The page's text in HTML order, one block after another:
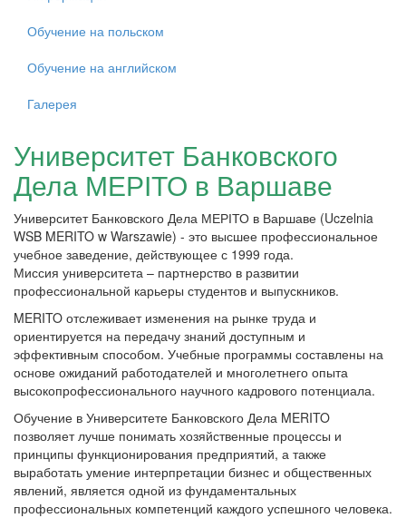
Обучение на польском
Обучение на английском
Галерея
Университет Банковского
Дела МЕРІТО в Варшаве
Университет Банковского Дела МЕРІТО в Варшаве (Uczelnia
WSB MERITO w Warszawie) - это высшее профессиональное
учебное заведение, действующее с 1999 года.
Миссия университета – партнерство в развитии
профессиональной карьеры студентов и выпускников.
MERITO отслеживает изменения на рынке труда и
ориентируется на передачу знаний доступным и
эффективным способом. Учебные программы составлены на
основе ожиданий работодателей и многолетнего опыта
высокопрофессионального научного кадрового потенциала.
Обучение в Университете Банковского Дела MERITO
позволяет лучше понимать хозяйственные процессы и
принципы функционирования предприятий, а также
выработать умение интерпретации бизнес и общественных
явлений, является одной из фундаментальных
профессиональных компетенций каждого успешного человека.